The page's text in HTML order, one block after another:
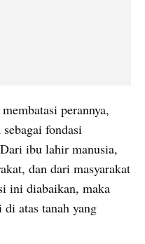
perannya,
fondasi
ibu lahir manusia,
dan dari masyarakat
ini diabaikan, maka
atas tanah yang